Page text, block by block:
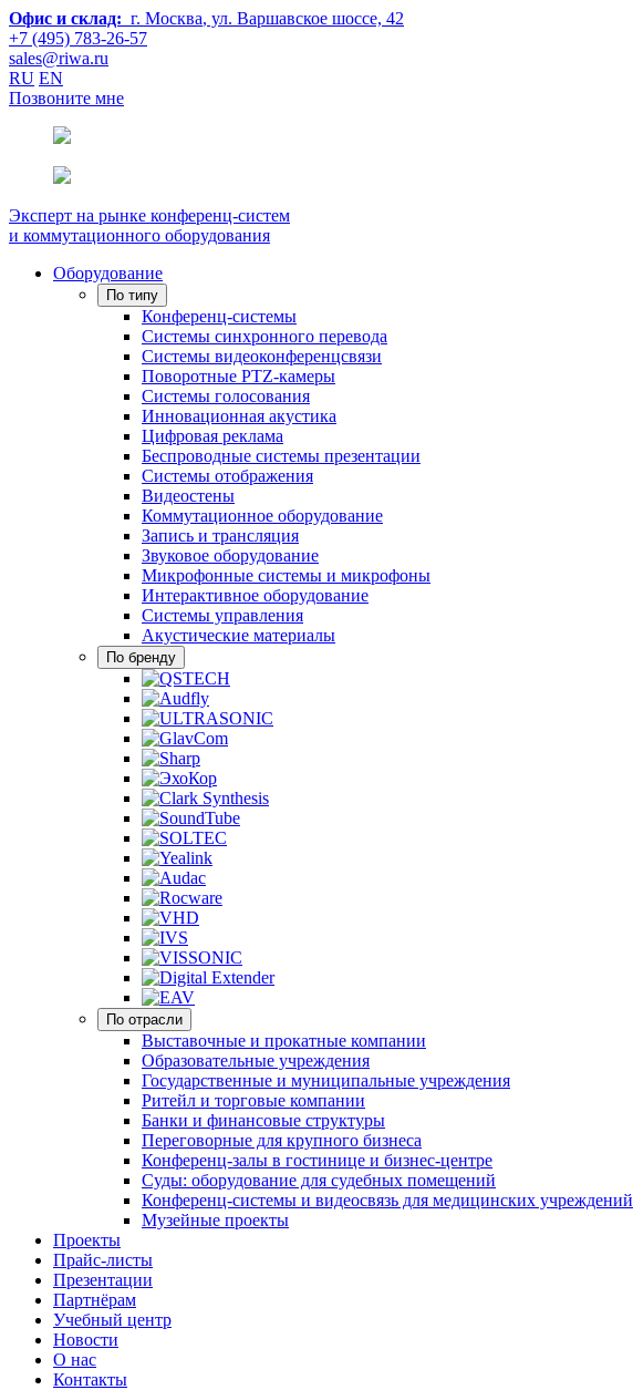
Офис и склад: г. Москва, ул. Варшавское шоссе, 42
+7 (495) 783-26-57
sales@riwa.ru
RU EN
Позвоните мне
Эксперт на рынке конференц-систем
и коммутационного оборудования
Оборудование
По типу
Конференц-системы
Системы синхронного перевода
Системы видеоконференцсвязи
Поворотные PTZ-камеры
Системы голосования
Инновационная акустика
Цифровая реклама
Беспроводные системы презентации
Системы отображения
Видеостены
Коммутационное оборудование
Запись и трансляция
Звуковое оборудование
Микрофонные системы и микрофоны
Интерактивное оборудование
Системы управления
Акустические материалы
По бренду
По отрасли
Выставочные и прокатные компании
Образовательные учреждения
Государственные и муниципальные учреждения
Ритейл и торговые компании
Банки и финансовые структуры
Переговорные для крупного бизнеса
Конференц-залы в гостинице и бизнес-центре
Суды: оборудование для судебных помещений
Конференц-системы и видеосвязь для медицинских учреждений
Музейные проекты
Проекты
Прайс-листы
Презентации
Партнёрам
Учебный центр
Новости
О нас
Контакты